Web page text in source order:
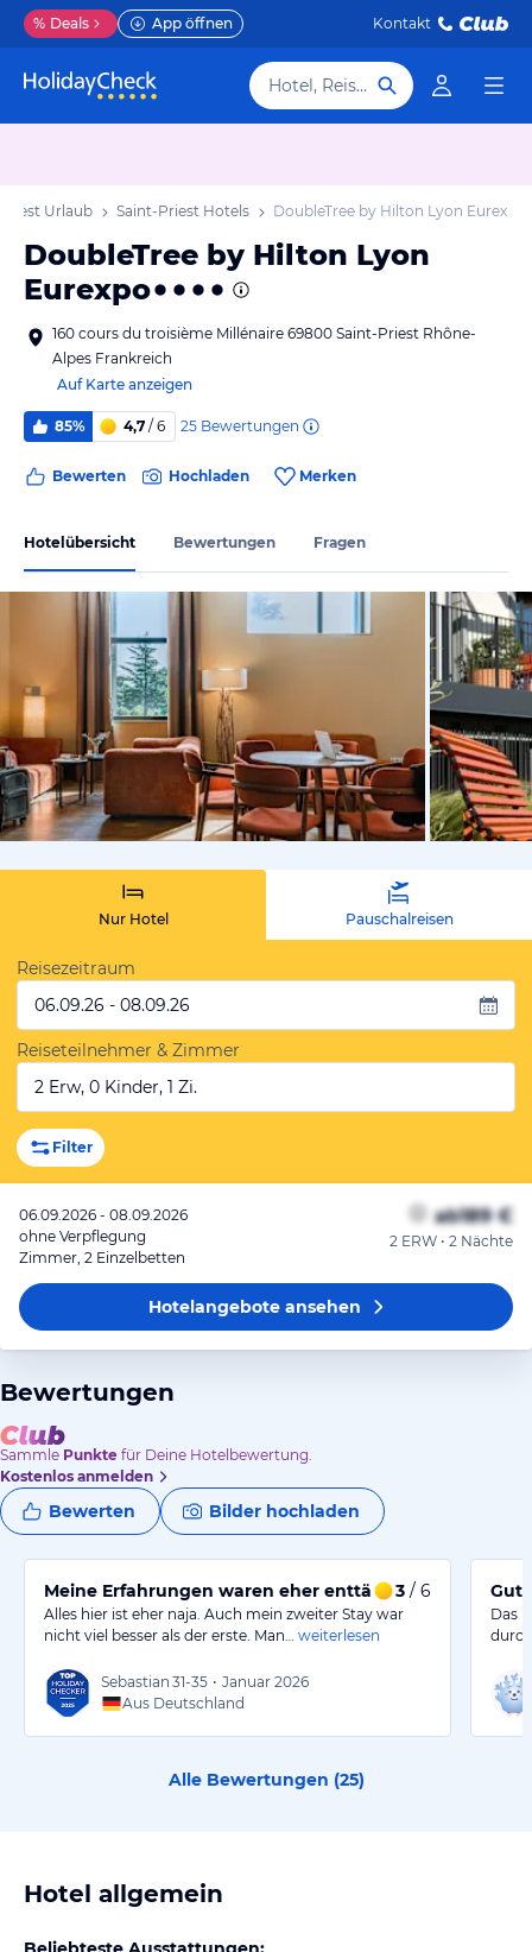
% Deals App öffnen Kontakt
Hotel, Reiseziel
Urlaub Saint-Priest Hotels DoubleTree by Hilton Lyon Eurexpo
DoubleTree by Hilton Lyon
Eurexpo
160 cours du troisième Millénaire 69800 Saint-Priest Rhône-
Alpes Frankreich
Auf Karte anzeigen
85% 4,7 / 6 25 Bewertungen
Bewerten Hochladen Merken
Hotelübersicht Bewertungen Fragen
von
Nur Hotel Pauschalreisen
Reisezeitraum
06.09.26 - 08.09.26
Reiseteilnehmer & Zimmer
2 Erw, 0 Kinder, 1 Zi.
Filter
06.09.2026 - 08.09.2026
ohne Verpflegung
Zimmer, 2 Einzelbetten
ab189 €
2 ERW • 2 Nächte
Hotelangeboteansehen
Bewertungen
Sammle Punkte für Deine Hotelbewertung.
Kostenlos anmelden
Bewerten Bilder hochladen
Meine Erfahrungen waren eher enttäuschend
3 / 6
Alles hier ist eher naja. Auch mein zweiter Stay war
nicht viel besser als der erste. Man…
weiterlesen
Sebastian 31-35 • Januar 2026
Aus Deutschland
Das
Alle Bewertungen (25)
Hotel allgemein